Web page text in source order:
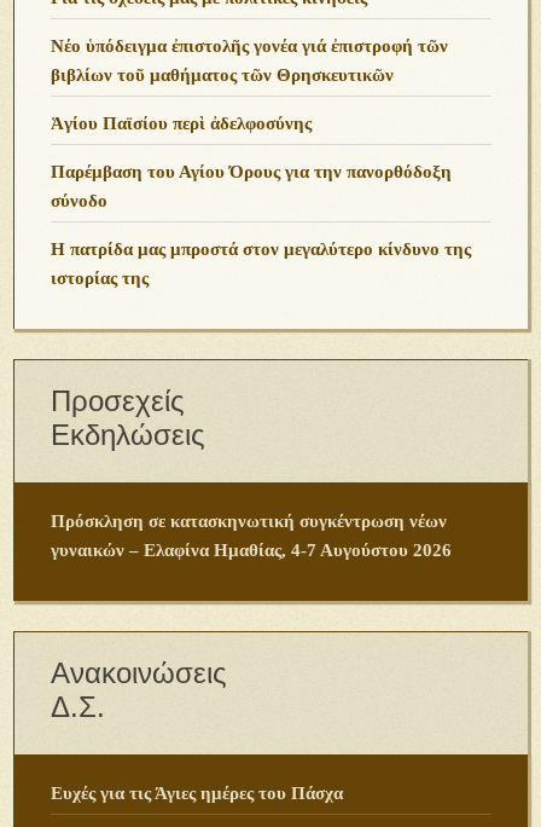
Νέο ὑπόδειγμα ἐπιστολῆς γονέα γιά ἐπιστροφή τῶν
βιβλίων τοῦ μαθήματος τῶν Θρησκευτικῶν
Ἁγίου Παϊσίου περὶ ἀδελφοσύνης
Παρέμβαση του Αγίου Όρους για την πανορθόδοξη
σύνοδο
Η πατρίδα μας μπροστά στον μεγαλύτερο κίνδυνο της
ιστορίας της
Προσεχείς
Εκδηλώσεις
Πρόσκληση σε κατασκηνωτική συγκέντρωση νέων
γυναικών – Ελαφίνα Ημαθίας, 4-7 Αυγούστου 2026
Ανακοινώσεις
Δ.Σ.
Ευχές για τις Άγιες ημέρες του Πάσχα